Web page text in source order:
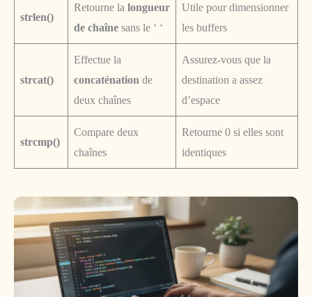
strlen()
Retourne la longueur
de chaîne sans le ‘ ‘
Utile pour dimensionner
les buffers
strcat()
Effectue la
concaténation de
deux chaînes
Assurez-vous que la
destination a assez
d’espace
strcmp()
Compare deux
chaînes
Retourne 0 si elles sont
identiques